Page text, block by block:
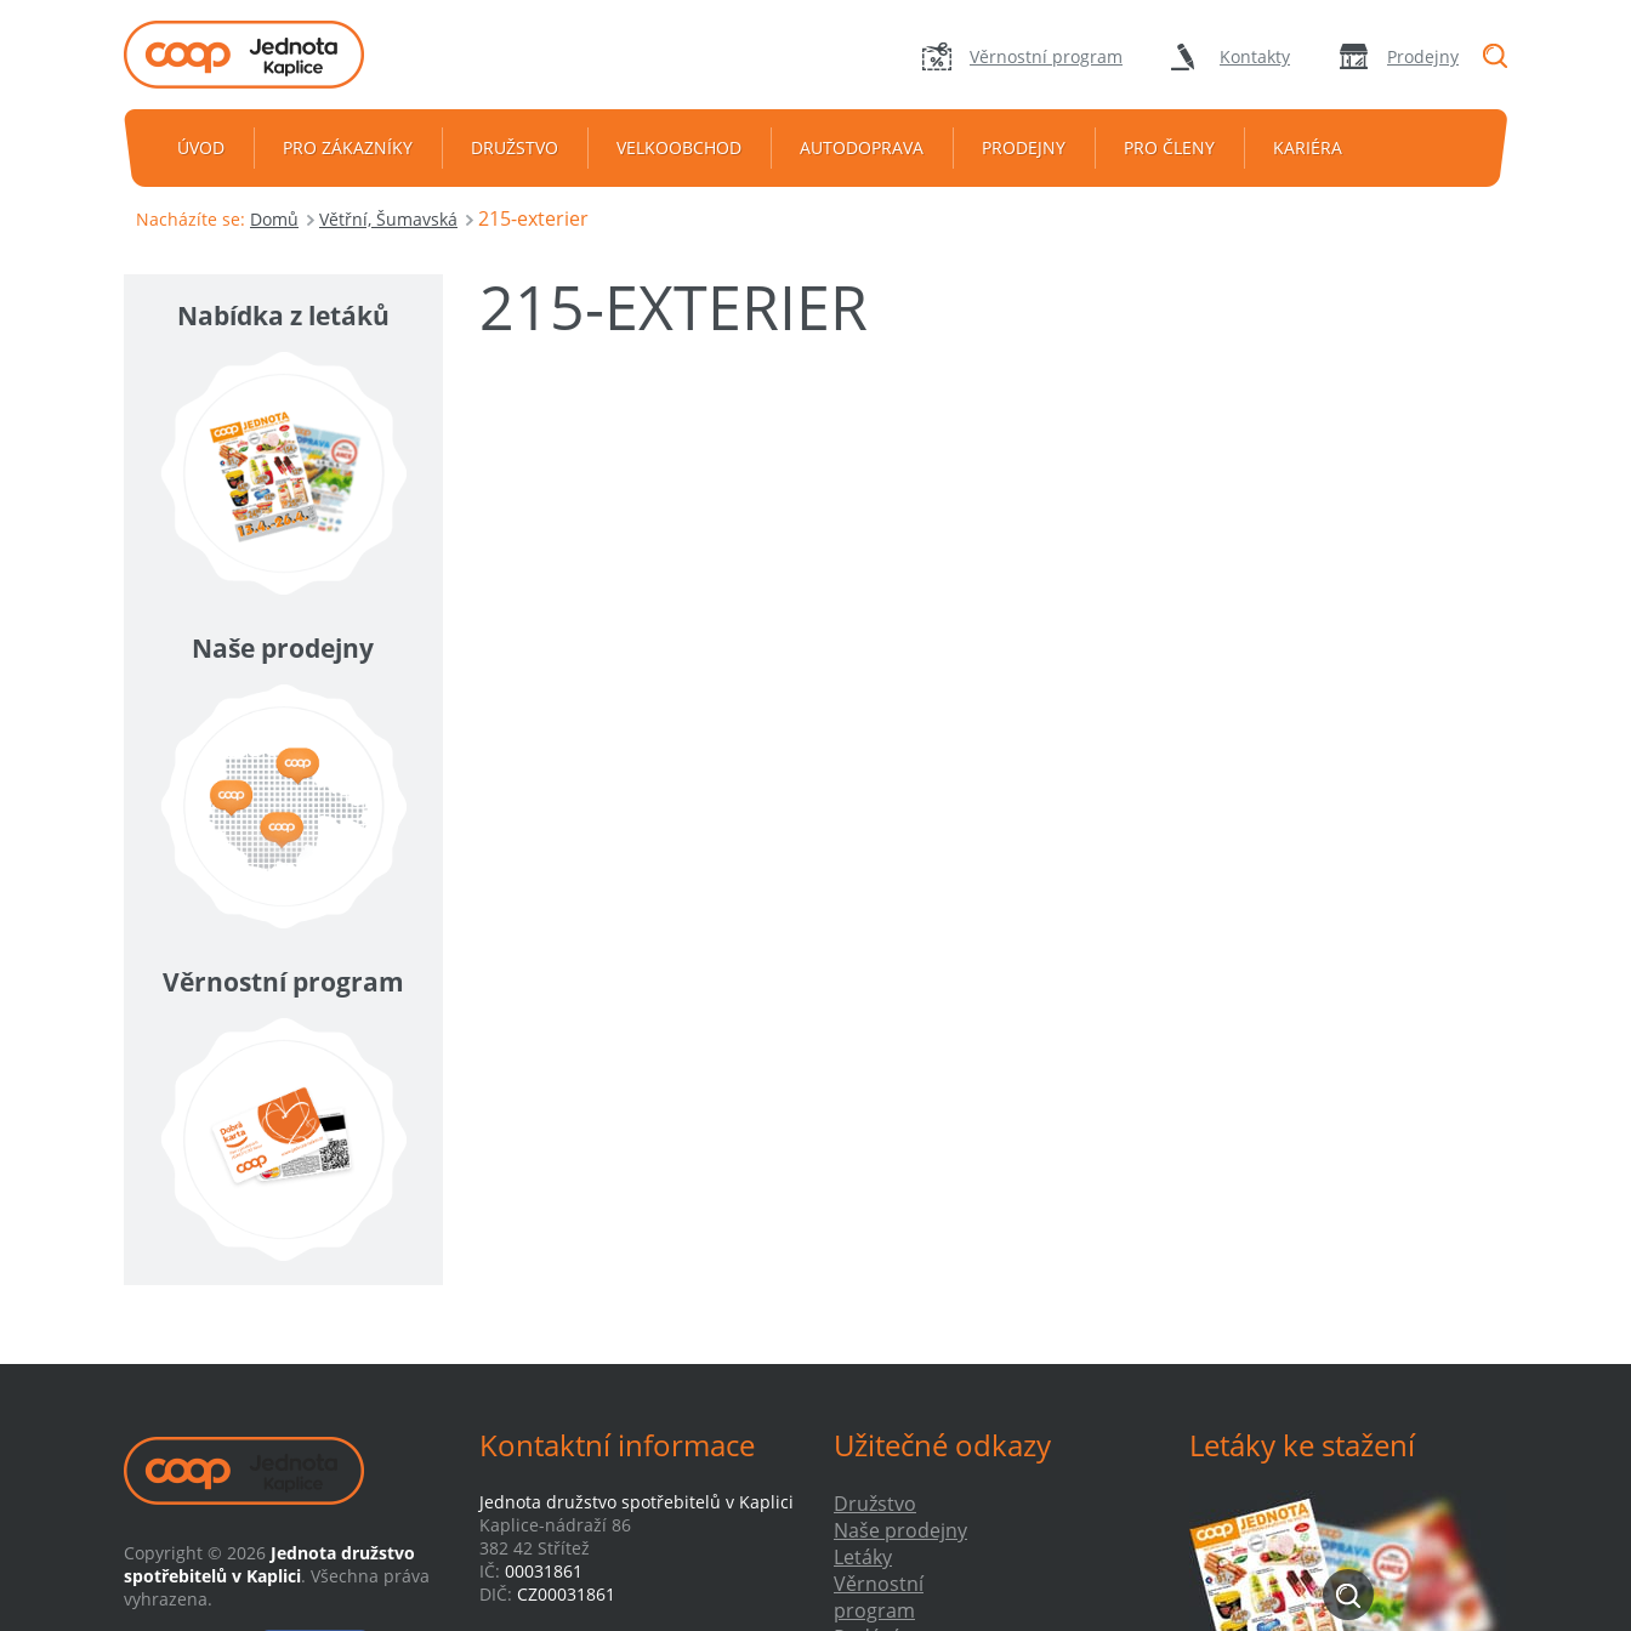
Věrnostní program Kontakty Prodejny
ÚVOD PRO ZÁKAZNÍKY DRUŽSTVO VELKOOBCHOD AUTODOPRAVA PRODEJNY PRO ČLENY KARIÉRA
Nacházíte se: Domů Větřní, Šumavská 215-exterier
215-EXTERIER
Nabídka z letáků
Naše prodejny
Věrnostní program
Copyright © 2026 Jednota družstvo
spotřebitelů v Kaplici. Všechna práva
vyhrazena.
Kontaktní informace
Jednota družstvo spotřebitelů v Kaplici
Kaplice-nádraží 86
382 42 Střítež
IČ: 00031861
DIČ: CZ00031861
Užitečné odkazy
Družstvo
Naše prodejny
Letáky
Věrnostní
program
Letáky ke stažení